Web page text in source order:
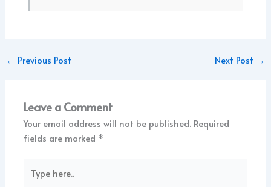
← Previous Post Next Post →
Leave a Comment
Your email address will not be published. Required
fields are marked *
here..